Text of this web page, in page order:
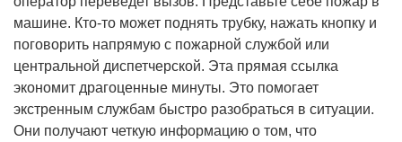
машине. Кто-то может поднять трубку, нажать кнопку и
поговорить напрямую с пожарной службой или
центральной диспетчерской. Эта прямая ссылка
экономит драгоценные минуты. Это помогает
экстренным службам быстро разобраться в ситуации.
Они получают четкую информацию о том, что